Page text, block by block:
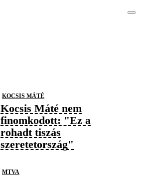
KOCSIS MÁTÉ
Kocsis Máté nem
finomkodott: "Ez a
rohadt tiszás
szeretetország"
MTVA